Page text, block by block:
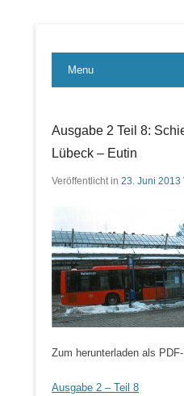
LBE-Express
Menu
Ausgabe 2 Teil 8:
Lübeck – Eutin
Veröffentlicht in 23. Juni 2013
Zum herunterladen als
Ausgabe 2 – Teil 8